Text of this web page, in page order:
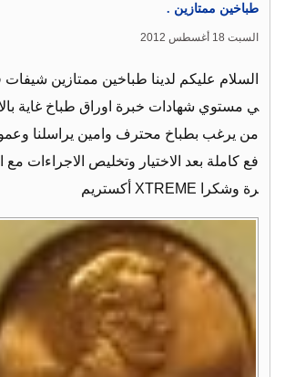
طباخين ممتازين .
السبت 18 أغسطس 2012
السلام عليكم لدينا طباخين ممتازين
ي مستوي شهادات خبرة اوراق طباخ غاية
من يرغب بطباخ محترف وامين يراسلنا
فع كاملة بعد الاختيار وتخليص الاجراءات مع
رة وشكرا XTREME أكستريم